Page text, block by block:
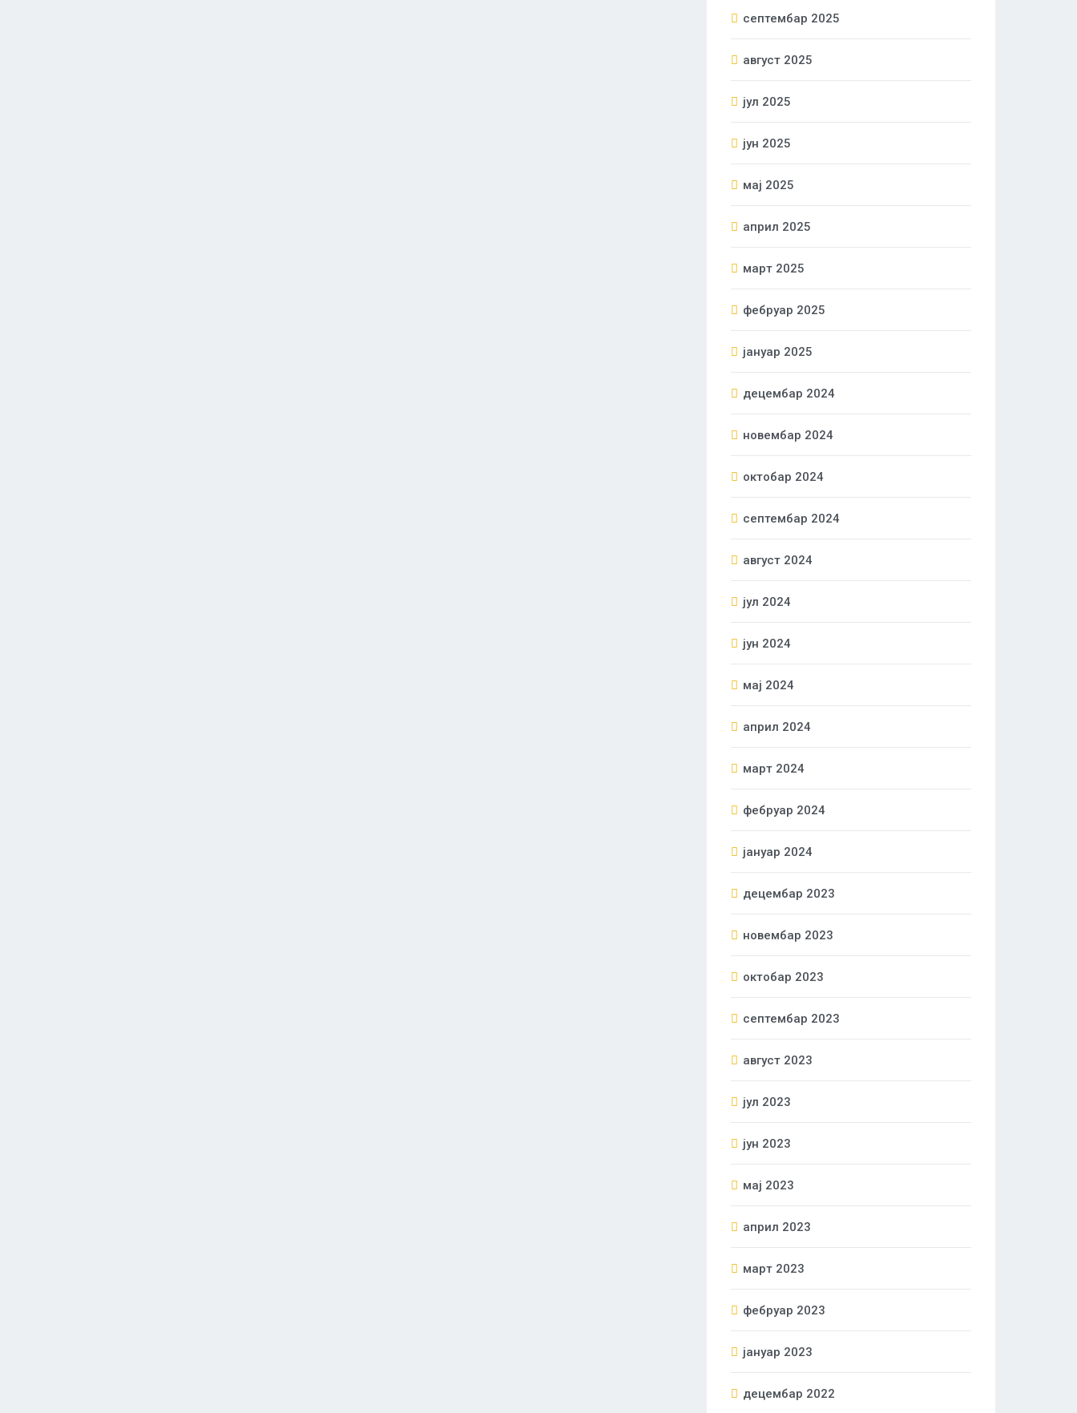
септембар 2025
август 2025
јул 2025
јун 2025
мај 2025
април 2025
март 2025
фебруар 2025
јануар 2025
децембар 2024
новембар 2024
октобар 2024
септембар 2024
август 2024
јул 2024
јун 2024
мај 2024
април 2024
март 2024
фебруар 2024
јануар 2024
децембар 2023
новембар 2023
октобар 2023
септембар 2023
август 2023
јул 2023
јун 2023
мај 2023
април 2023
март 2023
фебруар 2023
јануар 2023
децембар 2022